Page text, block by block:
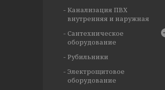
Канализация ПВХ
внутренняя и наружная
Сантехническое
оборудование
Рубильники
Электрощитовое
оборудование